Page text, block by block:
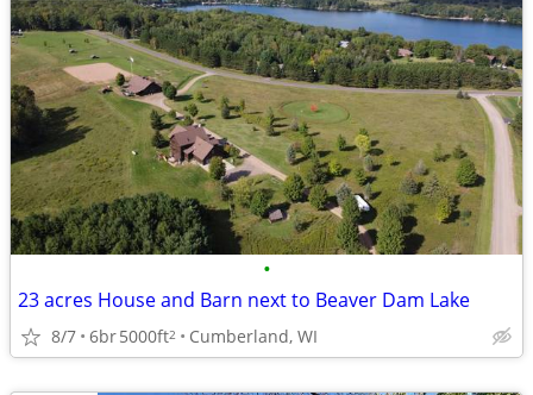
•
23 acres House and Barn next to Beaver Dam Lake
8/7 6br5000ft2 Cumberland, WI